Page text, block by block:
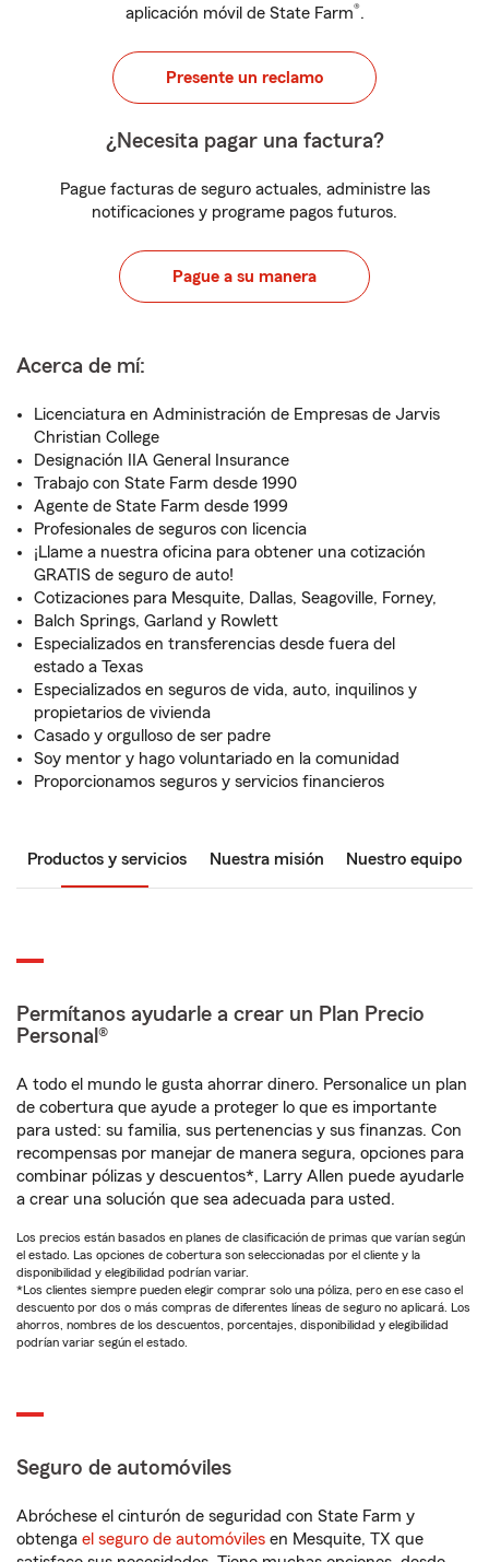
aplicación móvil de State Farm®.
Presente un reclamo
¿Necesita pagar una factura?
Pague facturas de seguro actuales, administre las
notificaciones y programe pagos futuros.
Pague a su manera
Acerca de mí:
Licenciatura en Administración de Empresas de Jarvis
Christian College
Designación IIA General Insurance
Trabajo con State Farm desde 1990
Agente de State Farm desde 1999
Profesionales de seguros con licencia
¡Llame a nuestra oficina para obtener una cotización
GRATIS de seguro de auto!
Cotizaciones para Mesquite, Dallas, Seagoville, Forney,
Balch Springs, Garland y Rowlett
Especializados en transferencias desde fuera del
estado a Texas
Especializados en seguros de vida, auto, inquilinos y
propietarios de vivienda
Casado y orgulloso de ser padre
Soy mentor y hago voluntariado en la comunidad
Proporcionamos seguros y servicios financieros
Productos y servicios Nuestra misión Nuestro equipo
Permítanos ayudarle a crear un Plan Precio
Personal®
A todo el mundo le gusta ahorrar dinero. Personalice un plan
de cobertura que ayude a proteger lo que es importante
para usted: su familia, sus pertenencias y sus finanzas. Con
recompensas por manejar de manera segura, opciones para
combinar pólizas y descuentos*, Larry Allen puede ayudarle
a crear una solución que sea adecuada para usted.
Los precios están basados en planes de clasificación de primas que varían según
el estado. Las opciones de cobertura son seleccionadas por el cliente y la
disponibilidad y elegibilidad podrían variar.
*Los clientes siempre pueden elegir comprar solo una póliza, pero en ese caso el
descuento por dos o más compras de diferentes líneas de seguro no aplicará. Los
ahorros, nombres de los descuentos, porcentajes, disponibilidad y elegibilidad
podrían variar según el estado.
Seguro de automóviles
Abróchese el cinturón de seguridad con State Farm y
obtenga el seguro de automóviles en Mesquite, TX que